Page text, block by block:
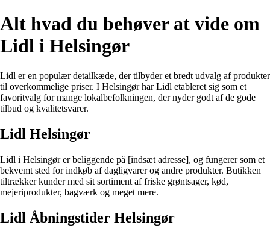
Alt hvad du behøver at vide om
Lidl i Helsingør
Lidl er en populær detailkæde, der tilbyder et bredt udvalg af produkter
til overkommelige priser. I Helsingør har Lidl etableret sig som et
favoritvalg for mange lokalbefolkningen, der nyder godt af de gode
tilbud og kvalitetsvarer.
Lidl Helsingør
Lidl i Helsingør er beliggende på [indsæt adresse], og fungerer som et
bekvemt sted for indkøb af dagligvarer og andre produkter. Butikken
tiltrækker kunder med sit sortiment af friske grøntsager, kød,
mejeriprodukter, bagværk og meget mere.
Lidl Åbningstider Helsingør